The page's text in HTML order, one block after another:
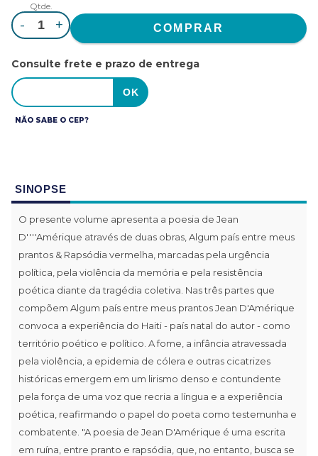
Qtde.
- +
Consulte frete e prazo de entrega
NÃO SABE O CEP?
SINOPSE
O presente volume apresenta a poesia de Jean
D''''Amérique através de duas obras, Algum país entre meus
prantos & Rapsódia vermelha, marcadas pela urgência
política, pela violência da memória e pela resistência
poética diante da tragédia coletiva. Nas três partes que
compõem Algum país entre meus prantos Jean D'Amérique
convoca a experiência do Haiti - país natal do autor - como
território poético e político. A fome, a infância atravessada
pela violência, a epidemia de cólera e outras cicatrizes
históricas emergem em um lirismo denso e contundente
pela força de uma voz que recria a língua e a experiência
poética, reafirmando o papel do poeta como testemunha e
combatente. "A poesia de Jean D'Amérique é uma escrita
em ruína, entre pranto e rapsódia, que, no entanto, busca se